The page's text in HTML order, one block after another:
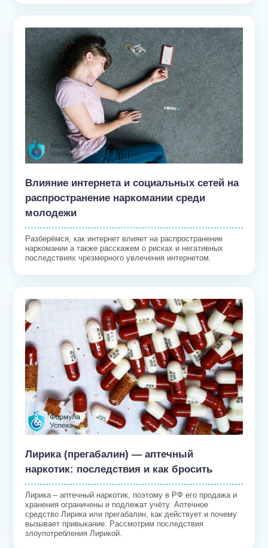
Влияние интернета и социальных сетей на
распространение наркомании среди
молодежи
Разберёмся, как интернет влияет на распространение
наркомании а также расскажем о рисках и негативных
последствиях чрезмерного увлечения интернетом.
Лирика (прегабалин) — аптечный
наркотик: последствия и как бросить
Лирика – аптечный наркотик, поэтому в РФ его продажа и
хранения ограничены и подлежат учёту. Аптечное
средство Лирика или прегабалин, как действует и почему
вызывает привыкание. Рассмотрим последствия
злоупотребления Лирикой.